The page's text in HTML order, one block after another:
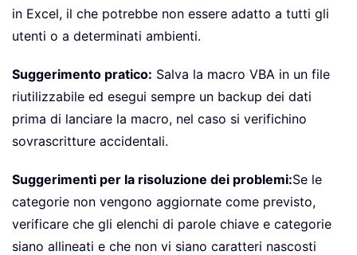
in Excel, il che potrebbe non essere adatto a tutti gli
utenti o a determinati ambienti.
Suggerimento pratico: Salva la macro VBA in un file
riutilizzabile ed esegui sempre un backup dei dati
prima di lanciare la macro, nel caso si verifichino
sovrascritture accidentali.
Suggerimenti per la risoluzione dei problemi:Se le
categorie non vengono aggiornate come previsto,
verificare che gli elenchi di parole chiave e categorie
siano allineati e che non vi siano caratteri nascosti